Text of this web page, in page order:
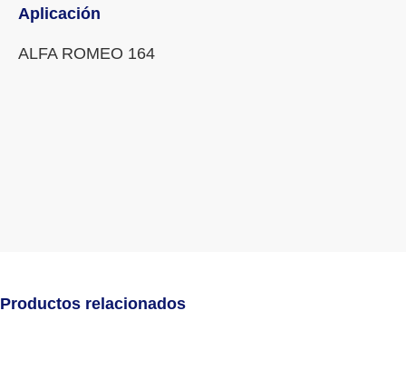
Aplicación
ALFA ROMEO 164
Productos relacionados